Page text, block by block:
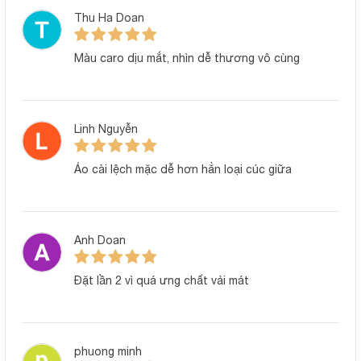
Thu Ha Doan
Màu caro dịu mắt, nhìn dễ thương vô cùng
Linh Nguyễn
Áo cài lệch mặc dễ hơn hẳn loại cúc giữa
Anh Doan
Đặt lần 2 vì quá ưng chất vải mát
phuong minh